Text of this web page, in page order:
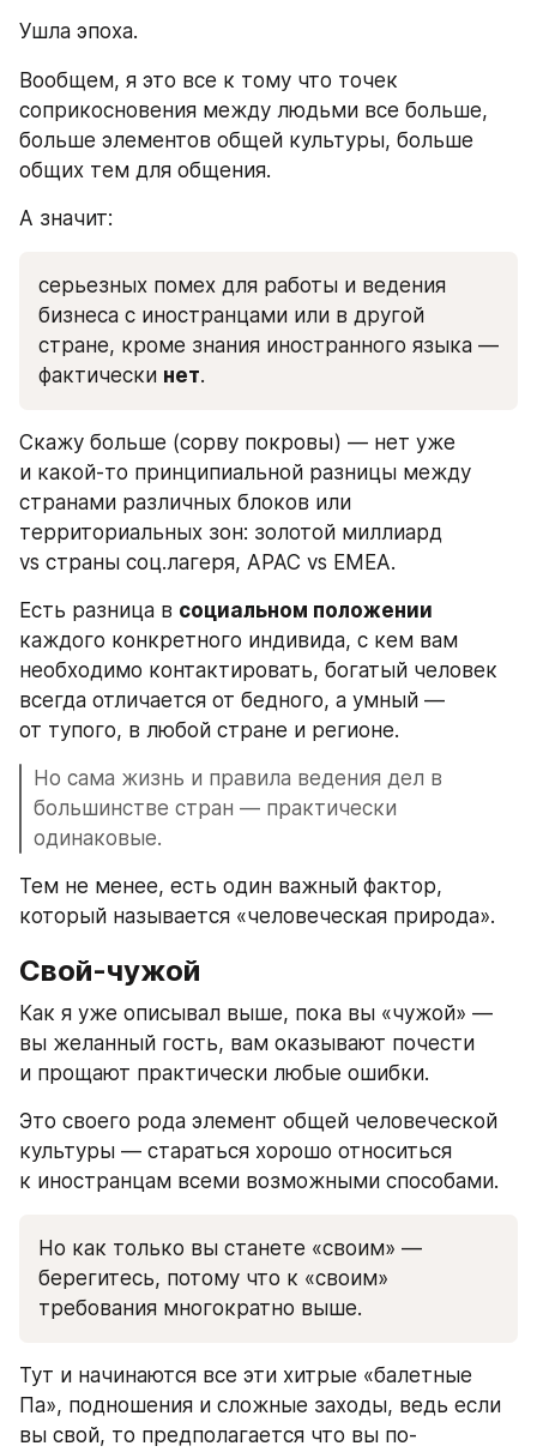
Ушла эпоха.
Вообщем, я это все к тому что точек
соприкосновения между людьми все больше,
больше элементов общей культуры, больше
общих тем для общения.
А значит:
серьезных помех для работы и ведения
бизнеса с иностранцами или в другой
стране, кроме знания иностранного языка —
фактически нет.
Скажу больше (сорву покровы) — нет уже
и какой-то принципиальной разницы между
странами различных блоков или
территориальных зон: золотой миллиард
vs страны соц.лагеря, APAC vs EMEA.
Есть разница в социальном положении
каждого конкретного индивида, с кем вам
необходимо контактировать, богатый человек
всегда отличается от бедного, а умный —
от тупого, в любой стране и регионе.
Но сама жизнь и правила ведения дел в
большинстве стран — практически
одинаковые.
Тем не менее, есть один важный фактор,
который называется «человеческая природа».
Свой-чужой
Как я уже описывал выше, пока вы «чужой» —
вы желанный гость, вам оказывают почести
и прощают практически любые ошибки.
Это своего рода элемент общей человеческой
культуры — стараться хорошо относиться
к иностранцам всеми возможными способами.
Но как только вы станете «своим» —
берегитесь, потому что к «своим»
требования многократно выше.
Тут и начинаются все эти хитрые «балетные
Па», подношения и сложные заходы, ведь если
вы свой, то предполагается что вы по-